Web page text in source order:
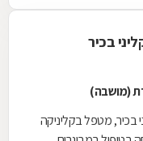
בכיר
(מושבה)
בכיר, מטפל בקליניקה